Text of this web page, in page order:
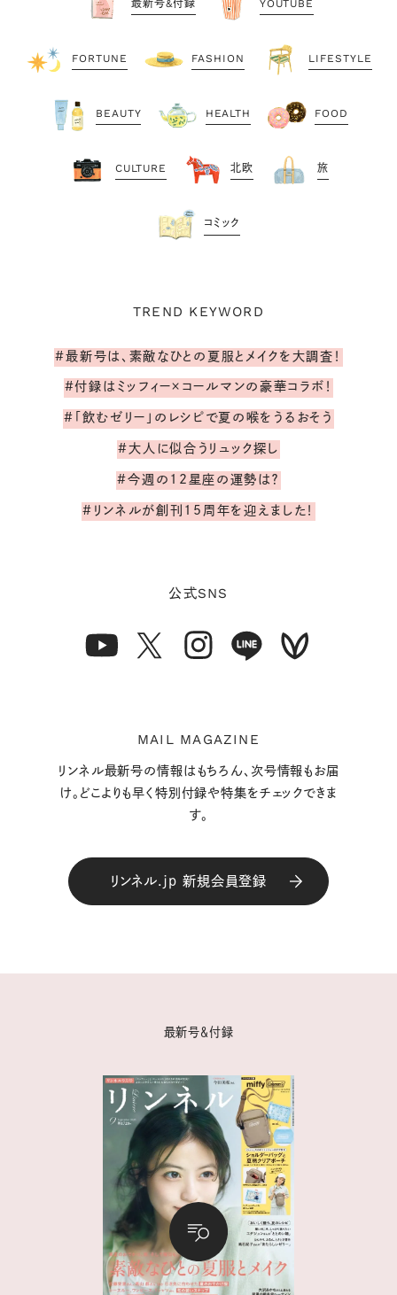
最新号&付録 YOUTUBE
FORTUNE FASHION LIFESTYLE
BEAUTY HEALTH FOOD
CULTURE 北欧 旅
コミック
TREND KEYWORD
#最新号は、素敵なひとの夏服とメイクを大調査！
#付録はミッフィー×コールマンの豪華コラボ！
#「飲むゼリー」のレシピで夏の喉をうるおそう
#大人に似合うリュック探し
#今週の12星座の運勢は？
#リンネルが創刊15周年を迎えました！
公式SNS
MAIL MAGAZINE
リンネル最新号の情報はもちろん、次号情報もお届
け。どこよりも早く特別付録や特集をチェックできま
す。
リンネル.jp 新規会員登録
最新号＆付録